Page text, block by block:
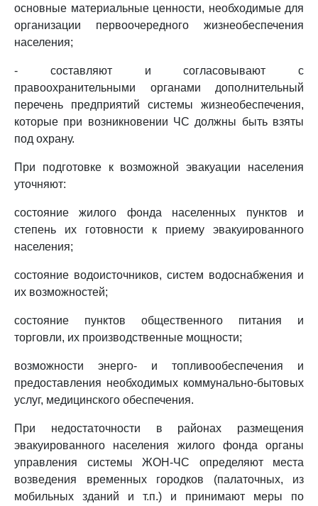
основные материальные ценности, необходимые для
организации первоочередного жизнеобеспечения
населения;
- составляют и согласовывают с
правоохранительными органами дополнительный
перечень предприятий системы жизнеобеспечения,
которые при возникновении ЧС должны быть взяты
под охрану.
При подготовке к возможной эвакуации населения
уточняют:
состояние жилого фонда населенных пунктов и
степень их готовности к приему эвакуированного
населения;
состояние водоисточников, систем водоснабжения и
их возможностей;
состояние пунктов общественного питания и
торговли, их производственные мощности;
возможности энерго- и топливообеспечения и
предоставления необходимых коммунально-бытовых
услуг, медицинского обеспечения.
При недостаточности в районах размещения
эвакуированного населения жилого фонда органы
управления системы ЖОН-ЧС определяют места
возведения временных городков (палаточных, из
мобильных зданий и т.п.) и принимают меры по